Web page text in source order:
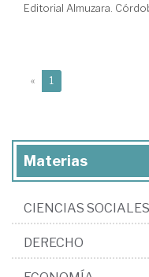
Editorial Almuzara.
« 1
Materias
CIENCIAS SOCIALES
DERECHO